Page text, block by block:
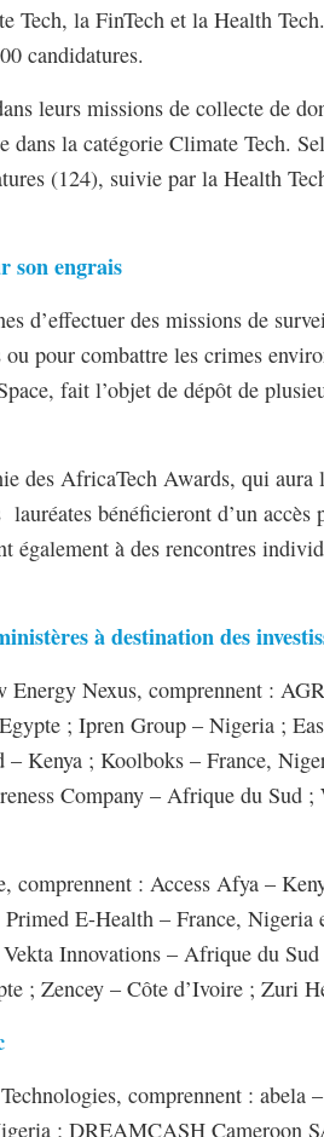
Tech, la FinTech et la Health
candidatures.
leurs missions de collecte de
dans la catégorie Climate Tech.
(124), suivie par la Health
son engrais
d’effectuer des missions de
pour combattre les crimes
fait l’objet de dépôt de
des AfricaTech Awards, qui aura
bénéficieront d’un accès
à des rencontres
à destination des
Energy Nexus, comprennent :
; Ipren Group – Nigeria ;
Kenya ; Koolboks – France,
Company – Afrique du Sud
comprennent : Access Afya –
E-Health – France, Nigeria
Innovations – Afrique du
; Zencey – Côte d’Ivoire ; Zuri
comprennent : abela
; DREAMCASH Cameroon